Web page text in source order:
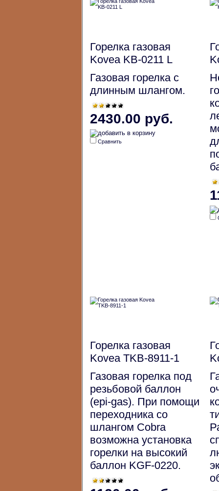
Горелка газовая
Kovea KB-0211 L
Газовая горелка с
длинным шлангом.
2430.00 руб.
Сравнить
Горелка газовая
Kovea TKB-8911-1
Газовая горелка под
резьбовой баллон
(epi-gas). При помощи
переходника со
шлангом Cobra
возможна установка
горелки на высокий
баллон KGF-0220.